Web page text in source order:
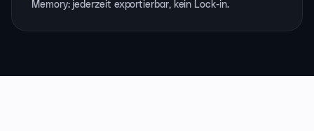
Memory: jederzeit exportierbar, kein Lock-in.